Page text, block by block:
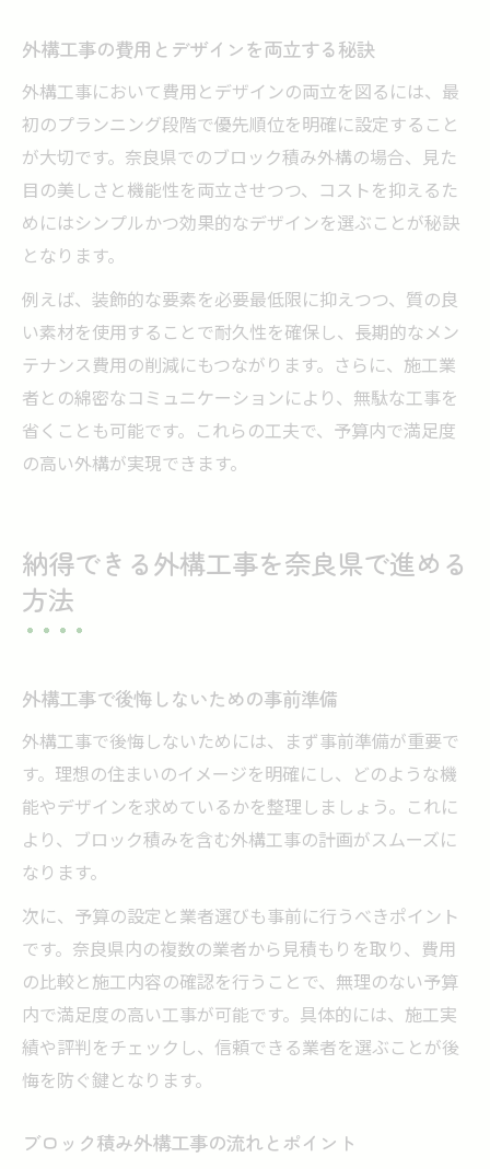
外構工事の費用とデザインを両立する秘訣
外構工事において費用とデザインの両立を図るには、最
初のプランニング段階で優先順位を明確に設定すること
が大切です。奈良県でのブロック積み外構の場合、見た
目の美しさと機能性を両立させつつ、コストを抑えるた
めにはシンプルかつ効果的なデザインを選ぶことが秘訣
となります。
例えば、装飾的な要素を必要最低限に抑えつつ、質の良
い素材を使用することで耐久性を確保し、長期的なメン
テナンス費用の削減にもつながります。さらに、施工業
者との綿密なコミュニケーションにより、無駄な工事を
省くことも可能です。これらの工夫で、予算内で満足度
の高い外構が実現できます。
納得できる外構工事を奈良県で進める
方法
外構工事で後悔しないための事前準備
外構工事で後悔しないためには、まず事前準備が重要で
す。理想の住まいのイメージを明確にし、どのような機
能やデザインを求めているかを整理しましょう。これに
より、ブロック積みを含む外構工事の計画がスムーズに
なります。
次に、予算の設定と業者選びも事前に行うべきポイント
です。奈良県内の複数の業者から見積もりを取り、費用
の比較と施工内容の確認を行うことで、無理のない予算
内で満足度の高い工事が可能です。具体的には、施工実
績や評判をチェックし、信頼できる業者を選ぶことが後
悔を防ぐ鍵となります。
ブロック積み外構工事の流れとポイント